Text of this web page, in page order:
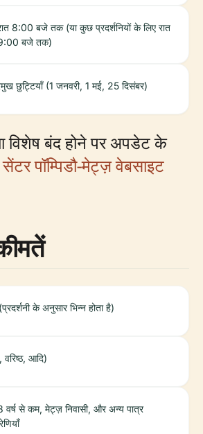
8:00 बजे तक (या कुछ प्रदर्शनियों के लिए रात
बजे तक)
छुट्टियाँ (1 जनवरी, 1 मई, 25 दिसंबर)
विशेष बंद होने पर अपडेट के
पॉम्पिडौ-मेट्ज़ वेबसाइट
के अनुसार भिन्न होता है)
आदि)
वर्ष से कम, मेट्ज़ निवासी, और अन्य पात्र